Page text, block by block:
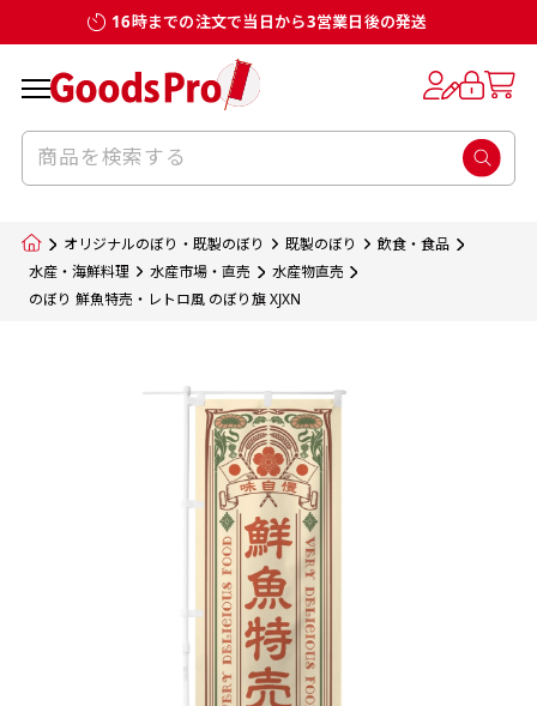
16時までの注文で当日から3営業日後の発送
オリジナルのぼり・既製のぼり 既製のぼり
飲食・食品
水産・海鮮料理
水産市場・直売
水産物直売
のぼり 鮮魚特売・レトロ風 のぼり旗 XJXN
個数 単価
合計金額
カートに入れる
お客様からのデータ入稿でのぼり旗を製作
する場合
入稿いただくデータは基本的にイラストレー
のデータとさせていただいております。
jpgデータ等の画像データを貼り付ける際には
で解像度200dp以上必要です）当社の取り扱
いの規格サイズにつきましてはデザインテン
プレートの用意がありますので、ご購入後マ
イページの「購入履歴」よりダウンロードし
てご利用くださいませ。
お客様自身でオリジナルのサイズで製作する
場合につきましてはご希望の仕上がりサイズ
に対して四辺（すべての辺をプラス10ｍｍ）
したサイズで製作ください。（重要な情報な
どについては仕上がりサイズから四辺内側に
20ｍｍ程度内側の範囲内でデザイン校正して
デザイン変更なしでのご注文となります。
ルで製品デザインをしたデザインそのものを
指します。当グッズプロで販売として取り扱っ
ているあらゆるのぼり旗のデザインがそれに
分だけののぼり旗をつくりたい！などのデザ
イン改造や既製デザインに自分たちの団体の
名前入れや会社のロゴなどを挿入するなどの
相談もお請けしております。
当社の既製のぼり旗に対してお客様の任意の
テキストや企業情報・お店情報などを埋め込
むことができます。ご購入時にご希望の店舗
のぼり旗のデザインをする際に、考えると良
のぼり旗のデザインとしては基本的に左側と
上側にポールを通すミミ（業界用語でチチと
呼びます）が縫いつけてあるのが一般的です。
もしかしたら左側と上についているよりも右
側と上についていた方が良いと思うかもしれ
風向きを考えながらチチの向きを決めてから
デザインをするとどの方向でデザインをする
と良いかひらめくかもしれません。デザイン
の方向性につきましてはお客様の好みもあり
ますので、見られる方（お客様）ができる限
サイズ一覧
既製品のサイズについては以下のサイズ表の通
お客様オリジナルサイズで製作をしたい場合
につきましてはお気軽にご相談ください。
など）のでサイズの指定につきましてはｍｍ単
位は不可となります。最終的なサイズも多少の
ズレ5ｍｍ程度は起きる可能性があります。
サイズ一覧
既製品のサイズについては以下のサイズ表の通
お客様オリジナルサイズで製作をしたい場合
につきましてはお気軽にご相談ください。
など）のでサイズの指定につきましてはｍｍ単
位は不可となります。最終的なサイズも多少の
ズレ5ｍｍ程度は起きる可能性があります。
一般的にはチチの位置はのぼり旗に対して上
ポールに通す際には上辺２か所に対してチチ
が左右どちらでものぼり旗自体をポールにく
くりつけることは可能です。
棒袋縫い加工
生地のふちを大きく棒袋状に縫いこみポール
を通す筒をつくります。ポール自体を包み込
むため、耐久性があがり、デザインがより目
カーブ形状の特殊なのぼり旗にも適合する加
工方法となります。
のぼり旗のチチについて
一般的にはチチの位置はのぼり旗に対して上
ポールに通す際には上辺２か所に対してチチ
が左右どちらでものぼり旗自体をポールにく
くりつけることは可能です。
棒袋縫い加工
生地のふちを大きく棒袋状に縫いこみポール
を通す筒をつくります。ポール自体を包み込
むため、耐久性があがり、デザインがより目
カーブ形状の特殊なのぼり旗にも適合する加
工方法となります。
補強縫製って何？
補強縫製とはヒートカッター（熱で焼き切る
をあげるために折り返し縫いをすることで風
の影響を受けやすい四辺の強度を増す加工で
す。
い糸を走らせて補強します。加工をすることで
のぼり旗の１辺～４辺は折り返し加工されま
すのでその部分のホツレや裂けてしまうこと
を防止する効果があります。
棒袋縫いの場合、補強が無償で付いてきます。
側辺補強縫製
［ +38円 ］
生地の種類
ポンジ（一般）
一般的なのぼり旗の生地はポンジといわれる
厚みが約0.14ｍｍのとても薄い生地を使用し
のぼり旗製作で一番良く使用される生地で
す。生地の厚みが薄く、裏側にインクが浸透
しやすい生地です。
スリット（切り込み）加工とは？
スリット（切り込み）を入れることで横幕が
疑似的にのれんのように見せるための加工手
法です。